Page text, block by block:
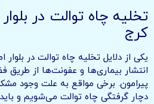
تخلیه چاه توالت در
کرج
یکی از دلایل تخلیه چاه توالت در بلوار
انتشار بیماری‌ها و عفونت‌ها از
پیرامون. برخی مواقع به علت وجود
دچار گرفتگی چاه توالت می‌شویم و